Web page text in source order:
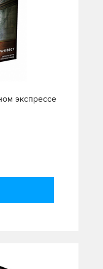
экспрессе